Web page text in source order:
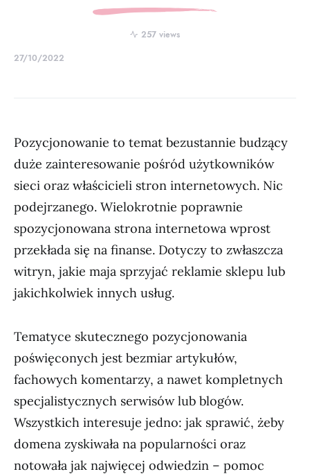
257 views
27/10/2022
Pozycjonowanie to temat bezustannie budzący
duże zainteresowanie pośród użytkowników
sieci oraz właścicieli stron internetowych. Nic
podejrzanego. Wielokrotnie poprawnie
spozycjonowana strona internetowa wprost
przekłada się na finanse. Dotyczy to zwłaszcza
witryn, jakie maja sprzyjać reklamie sklepu lub
jakichkolwiek innych usług.
Tematyce skutecznego pozycjonowania
poświęconych jest bezmiar artykułów,
fachowych komentarzy, a nawet kompletnych
specjalistycznych serwisów lub blogów.
Wszystkich interesuje jedno: jak sprawić, żeby
domena zyskiwała na popularności oraz
notowała jak najwięcej odwiedzin – pomoc